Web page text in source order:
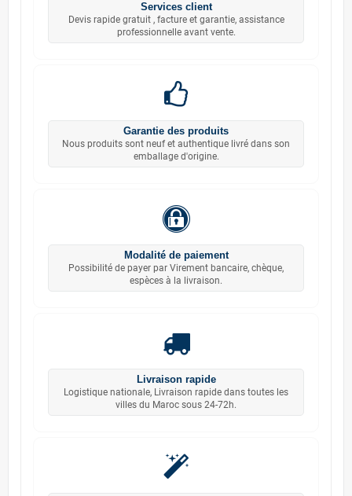
Services client
Devis rapide gratuit , facture et garantie, assistance
professionnelle avant vente.
Garantie des produits
Nous produits sont neuf et authentique livré dans son
emballage d'origine.
Modalité de paiement
Possibilité de payer par Virement bancaire, chèque,
espèces à la livraison.
Livraison rapide
Logistique nationale, Livraison rapide dans toutes les
villes du Maroc sous 24-72h.